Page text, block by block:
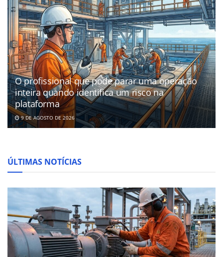
O profissional que pode parar uma operação
inteira quando identifica um risco na
plataforma
9 DE AGOSTO DE 2026
ÚLTIMAS NOTÍCIAS